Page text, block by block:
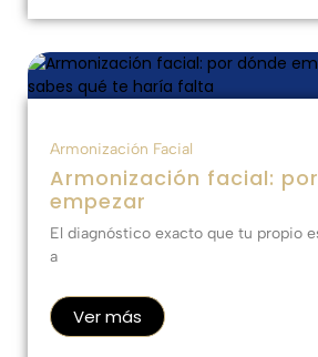
Armonización facial: por
empezar
El diagnóstico exacto que tu propio
a
Ver más